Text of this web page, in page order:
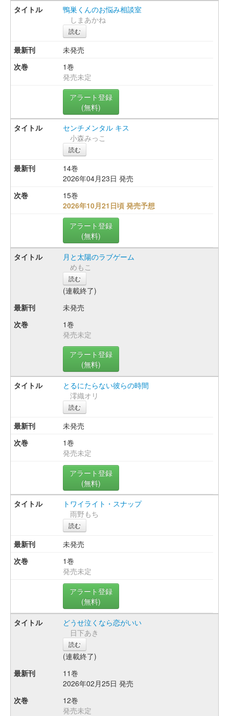
鴨巣くんのお悩み相談室
しまあかね
読む
未発売
1巻
発売未定
アラート登録
(無料)
センチメンタル キス
小森みっこ
読む
14巻
2026年04月23日 発売
15巻
2026年10月21日頃 発売予想
アラート登録
(無料)
月と太陽のラブゲーム
めもこ
読む
(連載終了)
未発売
1巻
発売未定
アラート登録
(無料)
とるにたらない彼らの時間
澪織オリ
読む
未発売
1巻
発売未定
アラート登録
(無料)
トワイライト・スナップ
雨野もち
読む
未発売
1巻
発売未定
アラート登録
(無料)
どうせ泣くなら恋がいい
日下あき
読む
(連載終了)
11巻
2026年02月25日 発売
12巻
発売未定